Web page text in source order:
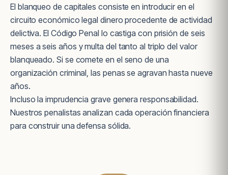
El blanqueo de capitales consiste en introducir en el
circuito económico legal dinero procedente de actividad
delictiva. El Código Penal lo castiga con prisión de seis
meses a seis años y multa del tanto al triplo del valor
blanqueado. Si se comete en el seno de una
organización criminal, las penas se agravan hasta nueve
años.
Incluso la imprudencia grave genera responsabilidad.
Nuestros penalistas analizan cada operación financiera
para construir una defensa sólida.